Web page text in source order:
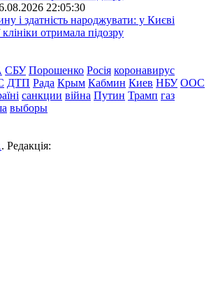
22:05:30
і здатність народжувати: у Києві
отримала підозру
СБУ Порошенко Росія коронавирус
ДТП Рада Крым Кабмин Киев НБУ ООС
санкции війна Путин Трамп газ
выборы
. Редакція: